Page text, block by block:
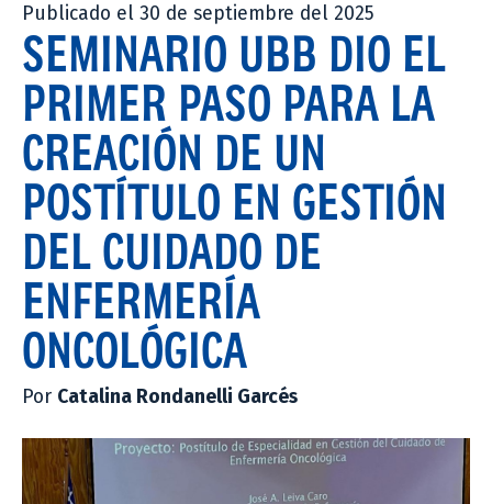
Publicado el 30 de septiembre del 2025
SEMINARIO UBB DIO EL
PRIMER PASO PARA LA
CREACIÓN DE UN
POSTÍTULO EN GESTIÓN
DEL CUIDADO DE
ENFERMERÍA
ONCOLÓGICA
Por Catalina Rondanelli Garcés